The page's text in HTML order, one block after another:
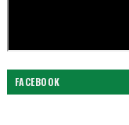
FACEBOOK